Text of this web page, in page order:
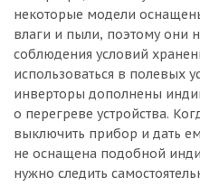
некоторые модели
влаги и пыли, поэтому они
соблюдения условий
использоваться в полевых
инверторы дополнены
о перегреве устройства.
выключить прибор и дать
не оснащена подобной
нужно следить